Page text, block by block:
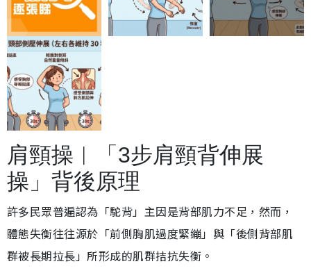
肩頸操︱「3步肩頸背伸展
操」背後原理
許多民眾普遍認為「駝背」主因是背部肌力不足，然而，
體態失衡往往源於「前側胸肌過度緊繃」與「後側背部肌
群被長期拉長」所形成的肌群拮抗失衡。